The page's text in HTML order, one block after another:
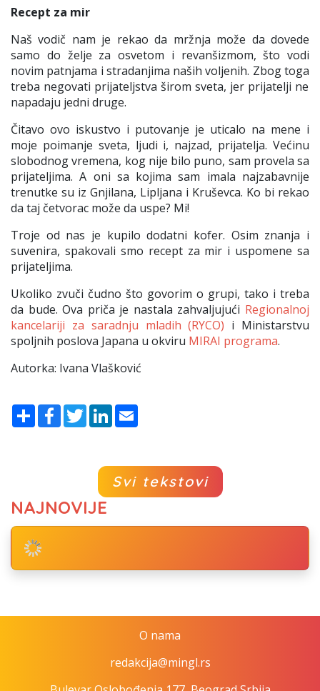
Recept za mir
Naš vodič nam je rekao da mržnja može da dovede
samo do želje za osvetom i revanšizmom, što vodi
novim patnjama i stradanjima naših voljenih. Zbog toga
treba negovati prijateljstva širom sveta, jer prijatelji ne
napadaju jedni druge.
Čitavo ovo iskustvo i putovanje je uticalo na mene i
moje poimanje sveta, ljudi i, najzad, prijatelja. Većinu
slobodnog vremena, kog nije bilo puno, sam provela sa
prijateljima. A oni sa kojima sam imala najzabavnije
trenutke su iz Gnjilana, Lipljana i Kruševca. Ko bi rekao
da taj četvorac može da uspe? Mi!
Troje od nas je kupilo dodatni kofer. Osim znanja i
suvenira, spakovali smo recept za mir i uspomene sa
prijateljima.
Ukoliko zvuči čudno što govorim o grupi, tako i treba
da bude. Ova priča je nastala zahvaljujući Regionalnoj
kancelariji za saradnju mladih (RYCO) i Ministarstvu
spoljnih poslova Japana u okviru MIRAI programa.
Autorka: Ivana Vlašković
ShareFacebook
TwitterLinkedIn
Svi tekstovi
NAJNOVIJE
O nama
redakcija@mingl.rs